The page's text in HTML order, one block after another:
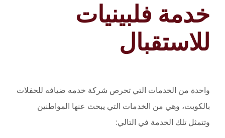
خدمة فلبينيات
للاستقبال
واحدة من الخدمات التي تحرص شركة خدمه ضيافه للحفلات
بالكويت، وهي من الخدمات التي يبحث عنها المواطنين
وتتمثل تلك الخدمة في التالي: